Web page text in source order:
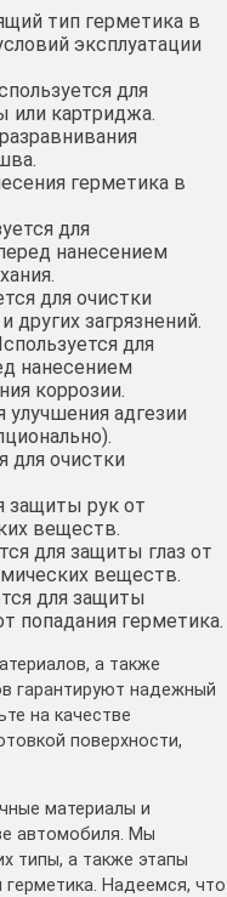
тип герметика в
эксплуатации
для
или картриджа․
герметика в
для
нанесением
для очистки
других загрязнений․
для
нанесением
коррозии․
улучшения адгезии
для очистки
защиты рук от
веществ․
для защиты глаз от
веществ․
для защиты
попадания герметика․
а также
гарантируют надежный
на качестве
поверхности,
материалы и
автомобиля․ Мы
типы, а также этапы
Надеемся, что